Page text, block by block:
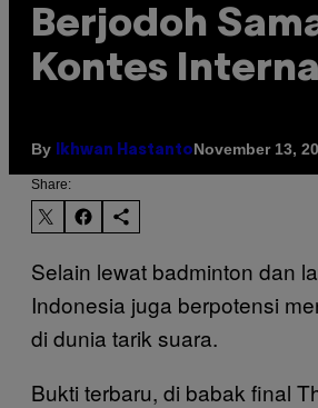
Berjodoh
Kontes
By Ikhwan HastantoNovember 13,
Share:
Selain lewat badminton dan
Indonesia juga berpotensi
di dunia tarik suara.
Bukti terbaru, di babak final